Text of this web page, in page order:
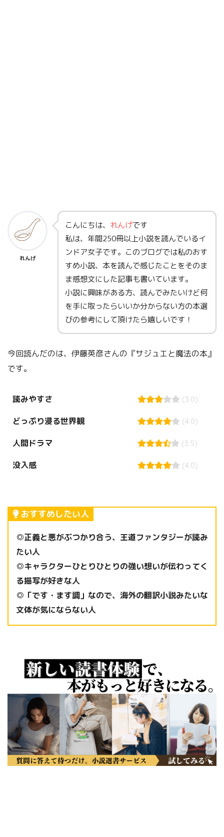
れんげ
こんにちは、 れんげです
私は、年間250冊以上小説を読んでいるイ
ンドア女子です。このブログでは私のおす
すめ小説、本を読んで感じたことをそのま
ま感想文にした記事も書いています。
小説に興味がある方、読んでみたいけど何
を手に取ったらいいか分からない方の本選
びの参考にして頂けたら嬉しいです！
今回読んだのは、伊藤英彦さんの『サジュエと魔法の本』
です。
読みやすさ (3.0)
どっぷり浸る世界観 (4.0)
人間ドラマ (3.5)
没入感 (4.0)
おすすめしたい人
◎正義と悪がぶつかり合う、王道ファンタジーが読み
たい人
◎キャラクターひとりひとりの強い想いが伝わってく
る描写が好きな人
◎「です・ます調」なので、海外の翻訳小説みたいな
文体が気にならない人